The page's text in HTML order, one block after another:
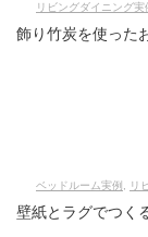
リビングダイニング実
飾り竹炭を使った
ベッドルーム実例 リ
壁紙とラグでつく